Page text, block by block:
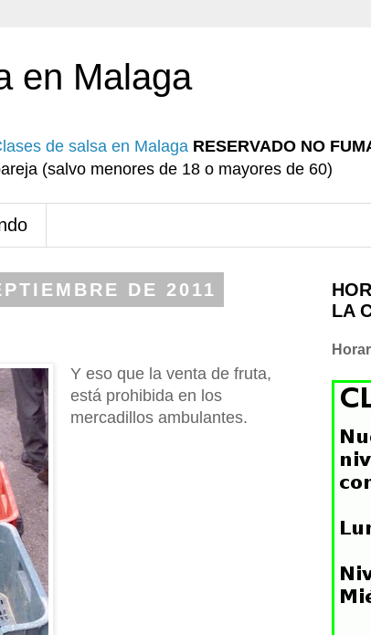
en Malaga
de salsa en Malaga RESERVADO NO
(salvo menores de 18 o mayores de 60)
DE 2011
Y eso que la venta de fruta,
está prohibida en los
mercadillos ambulantes.
LA